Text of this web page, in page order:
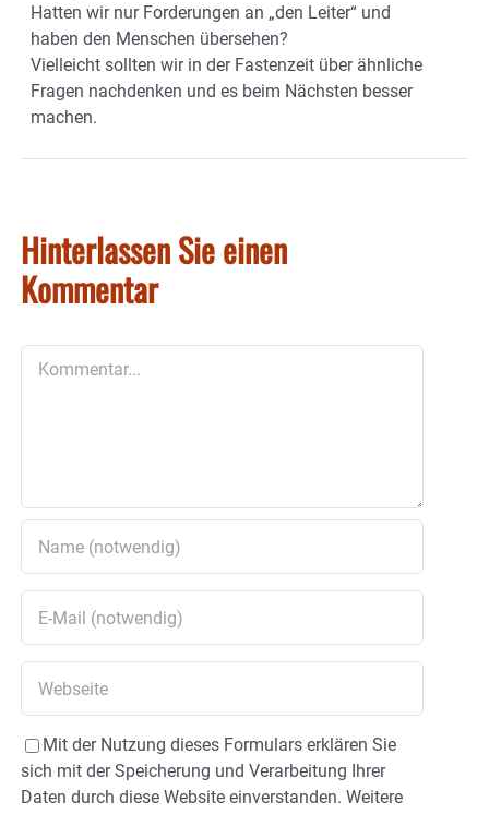
Hatten wir nur Forderungen an „den Leiter“ und
haben den Menschen übersehen?
Vielleicht sollten wir in der Fastenzeit über ähnliche
Fragen nachdenken und es beim Nächsten besser
machen.
Hinterlassen Sie einen
Kommentar
Mit der Nutzung dieses Formulars erklären Sie
sich mit der Speicherung und Verarbeitung Ihrer
Daten durch diese Website einverstanden. Weitere